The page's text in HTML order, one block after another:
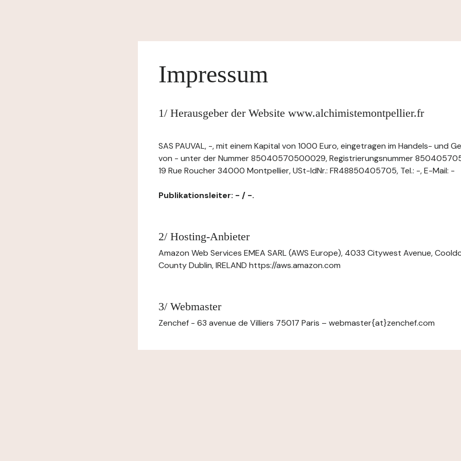
Impressum
1/ Herausgeber der Website www.alchimistemontpellier.fr
SAS PAUVAL, -, mit einem Kapital von 1000 Euro, eingetragen im Handels- und
von - unter der Nummer 85040570500029, Registrierungsnummer
19 Rue Roucher 34000 Montpellier, USt-IdNr.: FR48850405705, Tel.: -, E-Mail: -
Publikationsleiter: - / -.
2/ Hosting-Anbieter
Amazon Web Services EMEA SARL (AWS Europe), 4033 Citywest Avenue,
County Dublin, IRELAND https://aws.amazon.com
3/ Webmaster
Zenchef - 63 avenue de Villiers 75017 Paris – webmaster{at}zenchef.com